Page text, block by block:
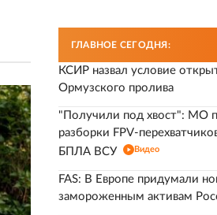
ГЛАВНОЕ СЕГОДНЯ:
КСИР назвал условие
Ормузского пролива
"Получили под хвост": МО
разборки FPV-
БПЛА ВСУ
Видео
FAS: В Европе придумали
замороженным активам